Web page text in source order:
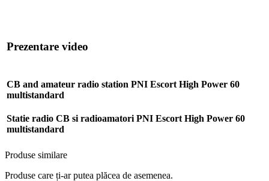
Prezentare video
CB and amateur radio station PNI Escort High Power 60
multistandard
Statie radio CB si radioamatori PNI Escort High Power 60
multistandard
Produse similare
Produse care ți-ar putea plăcea de asemenea.